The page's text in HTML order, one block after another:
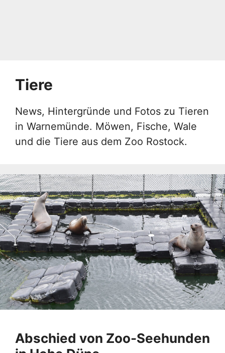
Tiere
News, Hintergründe und Fotos zu Tieren
in Warnemünde. Möwen, Fische, Wale
und die Tiere aus dem Zoo Rostock.
Abschied von Zoo-Seehunden